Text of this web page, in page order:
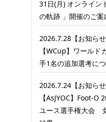
31日(月) オンライン
の軌跡 」開催のご案
2026.7.28【お知ら
【WCup】ワールド
手1名の追加選考に
2026.7.24【お知らせ
【AsJYOC】Foot-O
ユース選手権大会